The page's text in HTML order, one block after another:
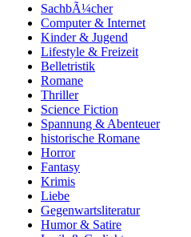
SachbÃ¼cher
Computer & Internet
Kinder & Jugend
Lifestyle & Freizeit
Belletristik
Romane
Thriller
Science Fiction
Spannung & Abenteuer
historische Romane
Horror
Fantasy
Krimis
Liebe
Gegenwartsliteratur
Humor & Satire